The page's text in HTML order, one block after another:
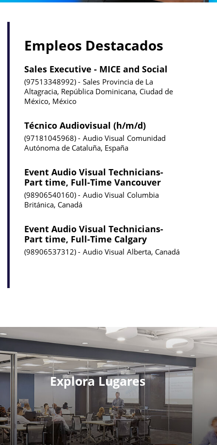
Empleos Destacados
Sales Executive - MICE and Social
97513348992 Sales Provincia de La
Altagracia, República Dominicana, Ciudad de
México, México
Técnico Audiovisual (h/m/d)
97181045968 Audio Visual Comunidad
Autónoma de Cataluña, España
Event Audio Visual Technicians-
Part time, Full-Time Vancouver
98906540160 Audio Visual Columbia
Británica, Canadá
Event Audio Visual Technicians-
Part time, Full-Time Calgary
98906537312 Audio Visual Alberta, Canadá
Explora Lugares